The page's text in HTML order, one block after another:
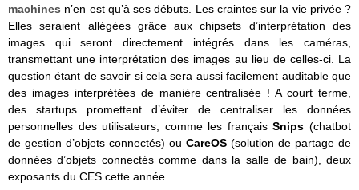
machines n’en est qu’à ses débuts. Les craintes sur la vie privée ?
Elles seraient allégées grâce aux chipsets d’interprétation des
images qui seront directement intégrés dans les caméras,
transmettant une interprétation des images au lieu de celles-ci. La
question étant de savoir si cela sera aussi facilement auditable que
des images interprétées de manière centralisée ! A court terme,
des startups promettent d’éviter de centraliser les données
personnelles des utilisateurs, comme les françaisSnips(chatbot
de gestion d’objets connectés) ou CareOS (solution de partage de
données d’objets connectés comme dans la salle de bain), deux
exposants du CES cette année.